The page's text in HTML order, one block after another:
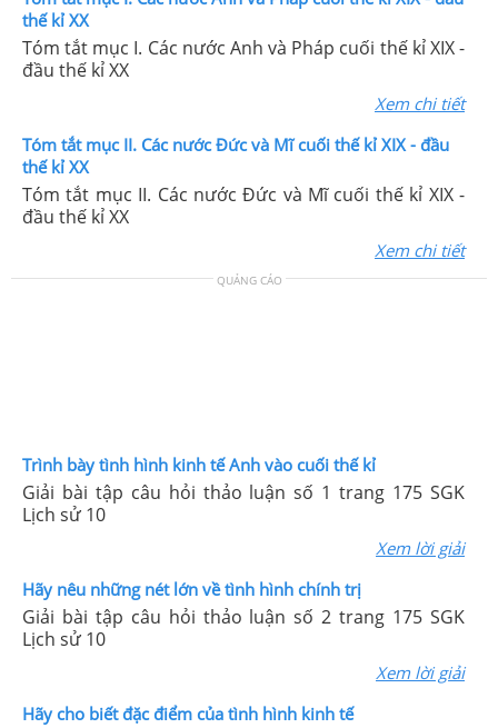
thế kỉ XX
Tóm tắt mục I. Các nước Anh và Pháp cuối thế kỉ XIX -
đầu thế kỉ XX
Xem chi tiết
Tóm tắt mục II. Các nước Đức và Mĩ cuối thế kỉ XIX - đầu
thế kỉ XX
Tóm tắt mục II. Các nước Đức và Mĩ cuối thế kỉ XIX -
đầu thế kỉ XX
Xem chi tiết
QUẢNG CÁO
Trình bày tình hình kinh tế Anh vào cuối thế kỉ
Giải bài tập câu hỏi thảo luận số 1 trang 175 SGK
Lịch sử 10
Xem lời giải
Hãy nêu những nét lớn về tình hình chính trị
Giải bài tập câu hỏi thảo luận số 2 trang 175 SGK
Lịch sử 10
Xem lời giải
Hãy cho biết đặc điểm của tình hình kinh tế